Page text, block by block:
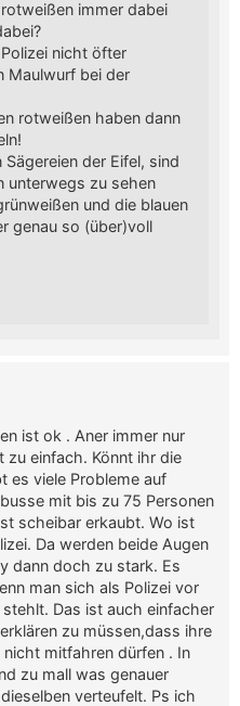
immer dabei
nicht öfter
Maulwurf bei der
rotweißen haben dann
der Eifel, sind
unterwegs zu sehen
und die blauen
genau so (über)voll
ist ok . Aner immer nur
zu einfach. Könnt ihr die
es viele Probleme auf
mit bis zu 75 Personen
scheibar erkaubt. Wo ist
Da werden beide Augen
dann doch zu stark. Es
man sich als Polizei vor
stehlt. Das ist auch einfacher
zu müssen,dass ihre
nicht mitfahren dürfen . In
zu mall was genauer
verteufelt. Ps ich